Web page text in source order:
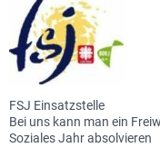
FSJ Einsatzstelle
Bei uns kann man ein
Soziales Jahr absolvieren